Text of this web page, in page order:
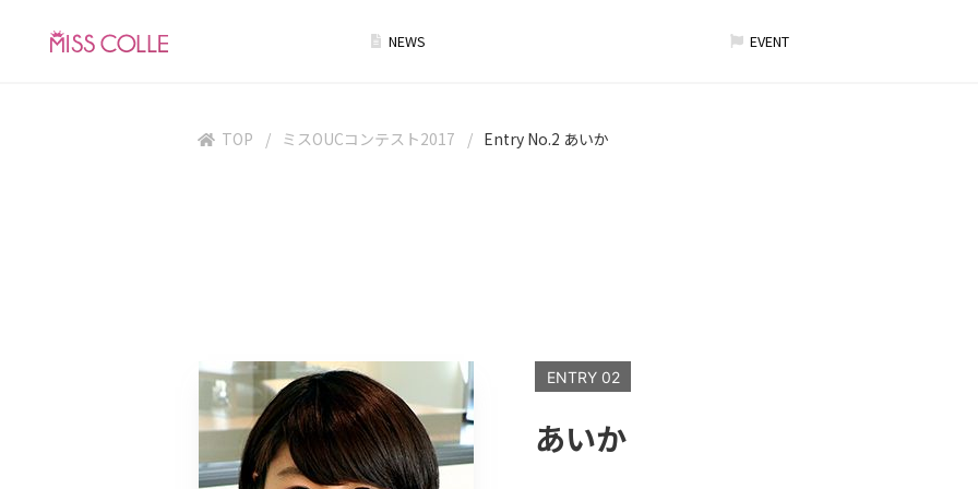
NEWS EVENT
TOP ミスOUCコンテスト2017 Entry No.2 あいか
ENTRY 02
あいか